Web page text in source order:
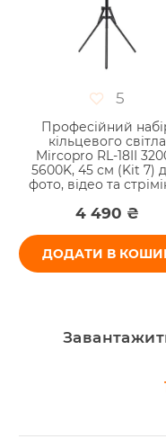
5
Професійний
кільцевого світла
Mircopro RL-18II
5600K, 45 см (Kit 7)
фото, відео та
4 490 ₴
ДОДАТИ В